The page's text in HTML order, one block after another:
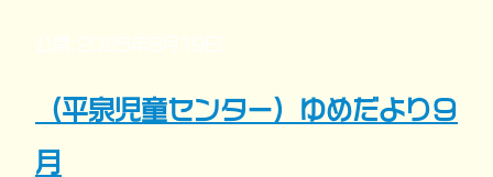
（平泉児童センター）ゆめだより９
月